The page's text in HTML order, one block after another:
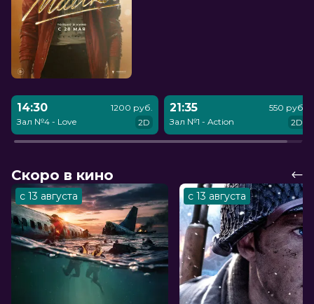
14:30
Зал №4 - Love
1200 руб.
2D
21:35
Зал №1 - Action
550 руб.
2D
Скоро в кино
с 13 августа с 13 августа